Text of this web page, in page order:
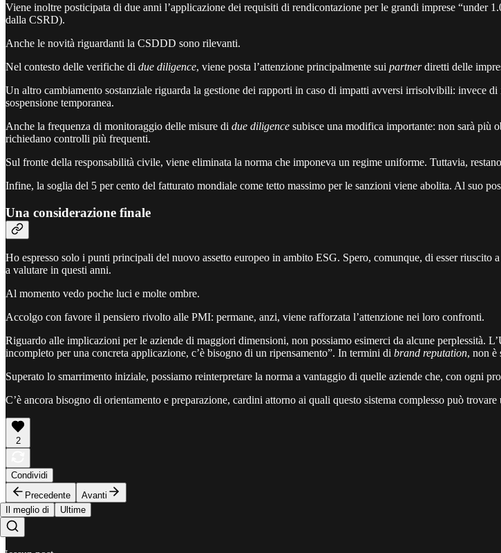
Viene inoltre posticipata di due anni l’applicazione dei requisiti di rendicontazione per le grandi imprese “under
dalla CSRD).
Anche le novità riguardanti la CSDDD sono rilevanti.
Nel contesto delle verifiche di due diligence, viene posta l’attenzione principalmente sui partnerdiretti delle
Un altro cambiamento sostanziale riguarda la gestione dei rapporti in caso di impatti avversi irrisolvibili: invece
sospensione temporanea.
Anche la frequenza di monitoraggio delle misure di due diligence subisce una modifica importante: non sarà più
richiedano controlli più frequenti.
Sul fronte della responsabilità civile, viene eliminata la norma che imponeva un regime uniforme. Tuttavia,
Infine, la soglia del 5 per cento del fatturato mondiale come tetto massimo per le sanzioni viene abolita. Al suo
Una considerazione finale
Ho espresso solo i punti principali del nuovo assetto europeo in ambito ESG. Spero, comunque, di esser riuscito a
a valutare in questi anni.
Al momento vedo poche luci e molte ombre.
Accolgo con favore il pensiero rivolto alle PMI: permane, anzi, viene rafforzata l’attenzione nei loro confronti.
Riguardo alle implicazioni per le aziende di maggiori dimensioni, non possiamo esimerci da alcune perplessità.
incompleto per una concreta applicazione, c’è bisogno di un ripensamento”. In termini di brand reputation, non è
Superato lo smarrimento iniziale, possiamo reinterpretare la norma a vantaggio di quelle aziende che, con ogni
C’è ancora bisogno di orientamento e preparazione, cardini attorno ai quali questo sistema complesso può
2
Condividi
Precedente
Avanti
Il meglio di
Ultime